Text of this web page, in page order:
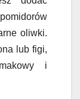
oliwki.
lub figi,
i